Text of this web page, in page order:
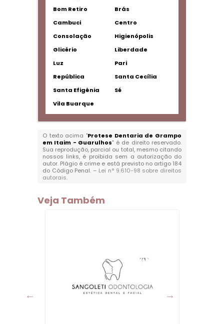
Bom Retiro
Brás
Cambuci
Centro
Consolação
Higienópolis
Glicério
Liberdade
Luz
Pari
República
Santa Cecília
Santa Efigênia
Sé
Vila Buarque
O texto acima "Protese Dentaria de Grampo
em Itaim - Guarulhos" é de direito reservado.
Sua reprodução, parcial ou total, mesmo citando
nossos links, é proibida sem a autorização do
autor. Plágio é crime e está previsto no artigo 184
do Código Penal. – Lei n° 9.610-98 sobre direitos
autorais.
Veja Também